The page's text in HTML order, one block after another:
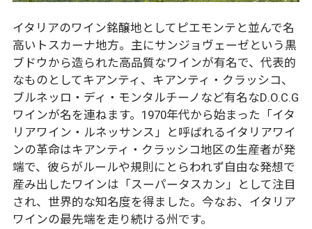
イタリアのワイン銘醸地としてピエモンテと並んで名
高いトスカーナ地方。主にサンジョヴェーゼという黒
ブドウから造られた高品質なワインが有名で、代表的
なものとしてキアンティ、キアンティ・クラッシコ、
ブルネッロ・ディ・モンタルチーノなど有名なD.O.C.G
ワインが名を連ねます。1970年代から始まった「イタ
リアワイン・ルネッサンス」と呼ばれるイタリアワイ
ンの革命はキアンティ・クラッシコ地区の生産者が発
端で、彼らがルールや規則にとらわれず自由な発想で
産み出したワインは「スーパータスカン」として注目
され、世界的な知名度を得ました。今なお、イタリア
ワインの最先端を走り続ける州です。